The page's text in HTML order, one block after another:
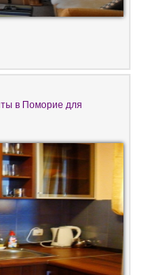
в Поморие для